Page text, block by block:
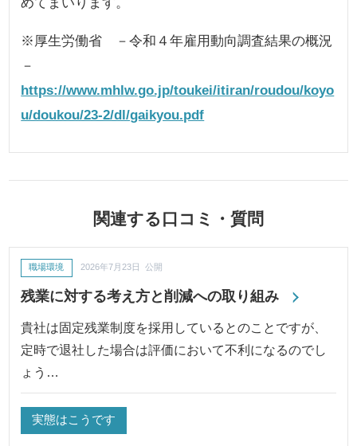
※厚生労働省 －令和４年雇用動向調査結果の概況
－
https://www.mhlw.go.jp/toukei/itiran/roudou/koyo
u/doukou/23-2/dl/gaikyou.pdf
関連する口コミ・質問
残業に対する考え方と削減への取り組み
職場環境 2026年7月23日 公開
貴社は固定残業制度を採用しているとのことですが、
定時で退社した場合は評価において不利になるのでし
ょう…
実態はこうです